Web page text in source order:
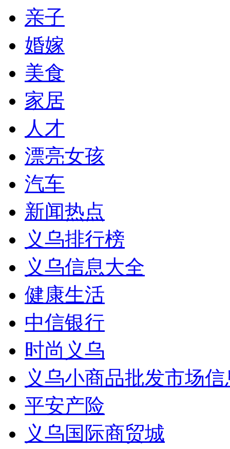
亲子
婚嫁
美食
家居
人才
漂亮女孩
汽车
新闻热点
义乌排行榜
义乌信息大全
健康生活
中信银行
时尚义乌
义乌小商品批发市场
平安产险
义乌国际商贸城